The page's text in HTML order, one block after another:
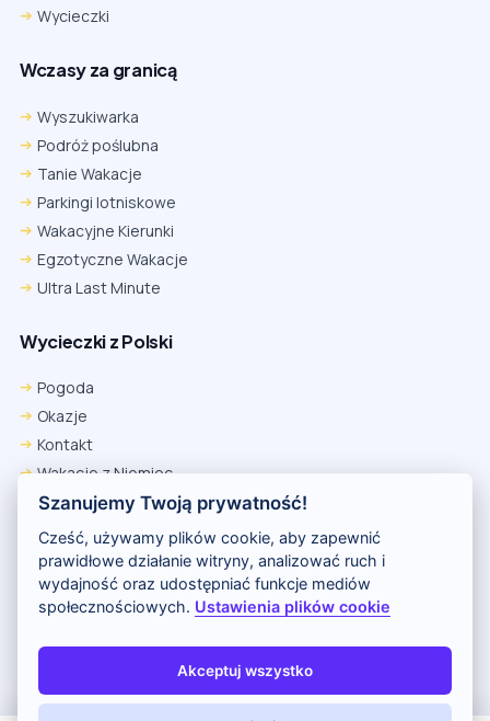
Wycieczki
Wczasy za granicą
Wyszukiwarka
Podróż poślubna
Tanie Wakacje
Parkingi lotniskowe
Wakacyjne Kierunki
Egzotyczne Wakacje
Ultra Last Minute
Wycieczki z Polski
Pogoda
Okazje
Kontakt
Wakacje z Niemiec
Polityka Prywatności
Wakacje w Egipcie
Rankingi hoteli
Kontakt i reklama
Polityka prywatności
Copyright (c) 2026 Odkryj Wakacje
Szanujemy Twoją prywatność!
Cześć, używamy plików cookie, aby zapewnić
prawidłowe działanie witryny, analizować ruch i
wydajność oraz udostępniać funkcje mediów
społecznościowych. Ustawienia plików cookie
Akceptuj wszystko